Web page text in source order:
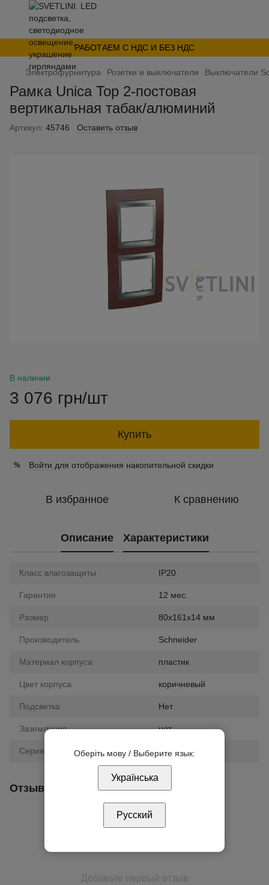
РАБОТАЕМ С НДС И БЕЗ НДС
Электрофурнитура Розетки и выключатели Выключатели
Рамка Unica Top 2-постовая
вертикальная табак/алюминий
Артикул: 45746 Оставить отзыв
В наличии
3 076 грн/шт
Купить
% Войти для отображения накопительной скидки
В избранное К сравнению
Описание Характеристики
Класс влагозащиты IP20
Гарантия 12 мес.
Размер 80х161х14 мм
Производитель Schneider
Материал корпуса пластик
Цвет корпуса коричневый
Подсветка Нет
Заземление нет
Серия Unica
Отзывы
Добавьте первый отзыв
Оберіть мову / Выберите язык:
Українська
Русский